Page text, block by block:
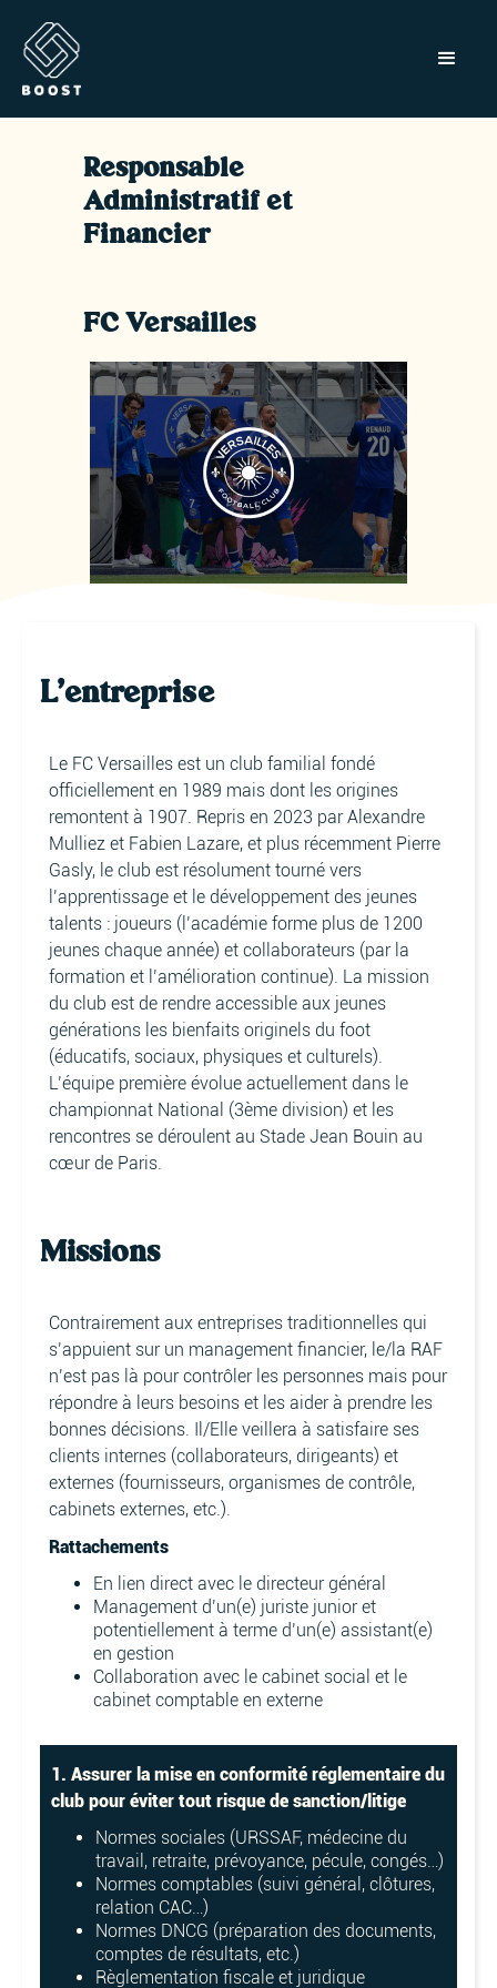
Responsable
Administratif et
Financier
FC Versailles
L'entreprise
Le FC Versailles est un club familial fondé
officiellement en 1989 mais dont les origines
remontent à 1907. Repris en 2023 par Alexandre
Mulliez et Fabien Lazare, et plus récemment Pierre
Gasly, le club est résolument tourné vers
l’apprentissage et le développement des jeunes
talents : joueurs (l’académie forme plus de 1200
jeunes chaque année) et collaborateurs (par la
formation et l’amélioration continue). La mission
du club est de rendre accessible aux jeunes
générations les bienfaits originels du foot
(éducatifs, sociaux, physiques et culturels).
L’équipe première évolue actuellement dans le
championnat National (3ème division) et les
rencontres se déroulent au Stade Jean Bouin au
cœur de Paris.
Missions
Contrairement aux entreprises traditionnelles qui
s’appuient sur un management financier, le/la RAF
n’est pas là pour contrôler les personnes mais pour
répondre à leurs besoins et les aider à prendre les
bonnes décisions. Il/Elle veillera à satisfaire ses
clients internes (collaborateurs, dirigeants) et
externes (fournisseurs, organismes de contrôle,
cabinets externes, etc.).
Rattachements
En lien direct avec le directeur général
Management d’un(e) juriste junior et
potentiellement à terme d’un(e) assistant(e)
en gestion
Collaboration avec le cabinet social et le
cabinet comptable en externe
1. Assurer la mise en conformité réglementaire du
club pour éviter tout risque de sanction/litige
Normes sociales (URSSAF, médecine du
travail, retraite, prévoyance, pécule, congés…)
Normes comptables (suivi général, clôtures,
relation CAC…)
Normes DNCG (préparation des documents,
comptes de résultats, etc.)
Règlementation fiscale et juridique